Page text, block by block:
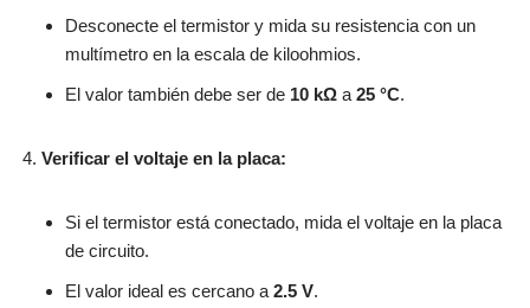
Desconecte el termistor y mida su resistencia con un
multímetro en la escala de kiloohmios.
El valor también debe ser de 10 kΩ a 25 °C.
Verificar el voltaje en la placa:
Si el termistor está conectado, mida el voltaje en la placa
de circuito.
El valor ideal es cercano a 2.5 V.